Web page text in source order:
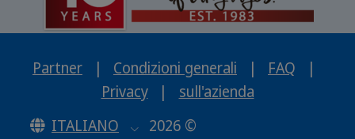
Partner | Condizioni generali | FAQ
|
Privacy
|
sull'azienda
ITALIANO
2026 ©